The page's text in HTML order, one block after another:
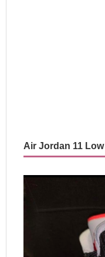
Air Jordan 11